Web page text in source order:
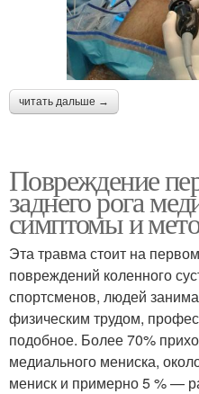
читать дальше →
Повреждение
заднего рога
симптомы и
Эта травма стоит на
повреждений коленного
спортсменов, людей
физическим трудом,
подобное. Более 70%
медиального мениска,
мениск и примерно 5 % —